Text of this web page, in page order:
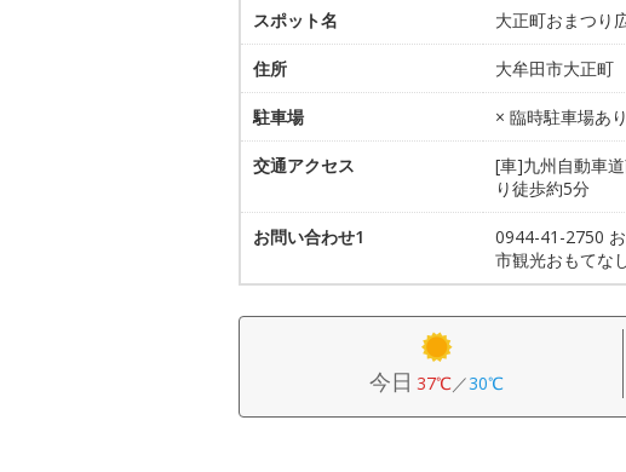
スポット名 大正町おまつり
住所 大牟田市大正町
駐車場 × 臨時駐車場あり
交通アクセス
[車]九州自動車
り徒歩約5分
お問い合わせ1
0944-41-2750
市観光おもてな
今日 37℃／30℃